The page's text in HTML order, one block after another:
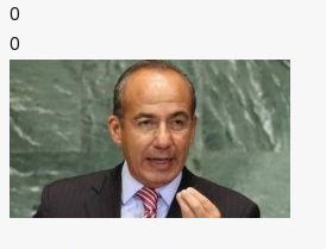
0
0